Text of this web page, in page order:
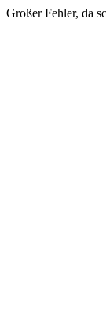
Großer Fehler, da